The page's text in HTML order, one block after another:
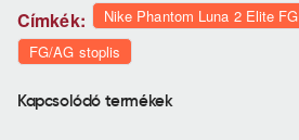
Címkék: Nike Phantom Luna 2 Elite FG
FG/AG stoplis
Kapcsolódó termékek